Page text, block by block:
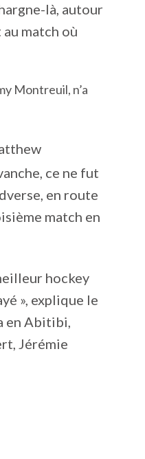
là, autour
match où
Montreuil, n’a
ce ne fut
en route
match en
hockey
», explique le
en Abitibi,
Jérémie